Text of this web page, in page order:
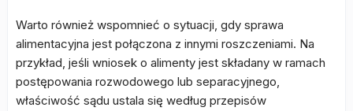
Warto również wspomnieć o sytuacji, gdy sprawa
alimentacyjna jest połączona z innymi roszczeniami. Na
przykład, jeśli wniosek o alimenty jest składany w ramach
postępowania rozwodowego lub separacyjnego,
właściwość sądu ustala się według przepisów